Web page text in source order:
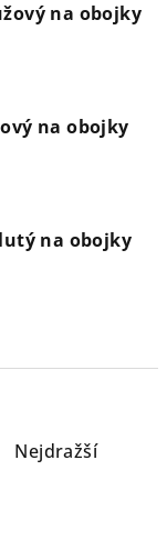
na obojky
na obojky
na obojky
Nejdražší